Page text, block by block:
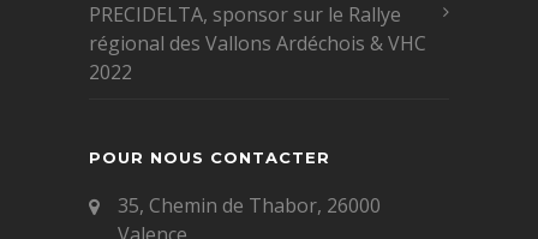
PRECIDELTA, sponsor sur le Rallye
régional des Vallons Ardéchois & VHC
2022
POUR NOUS CONTACTER
35, Chemin de Thabor, 26000